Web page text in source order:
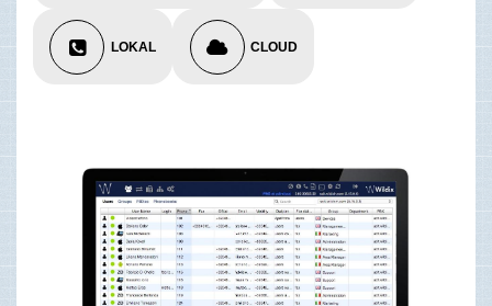
LOKAL CLOUD